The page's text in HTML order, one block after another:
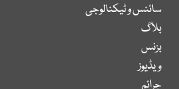
سائنس و ٹیکنالوجی
بلاگ
بزنس
ویڈیوز
جرائم